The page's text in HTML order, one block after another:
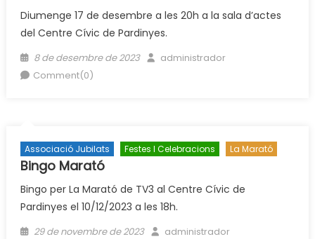
Diumenge 17 de desembre a les 20h a la sala d’actes
del Centre Cívic de Pardinyes.
Posted
on
8 de desembre de 2023 Author
administrador
Comment(0)
Associació Jubilats Festes I Celebracions La Marató
Bingo Marató
Bingo per La Marató de TV3 al Centre Cívic de
Pardinyes el 10/12/2023 a les 18h.
Posted
29 de novembre de 2023 Author
administrador